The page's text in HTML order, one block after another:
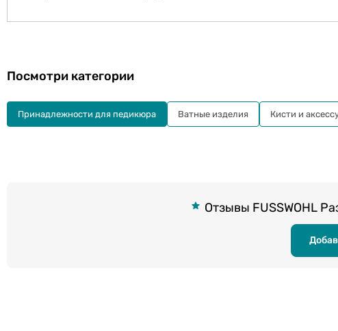
Отзывы FUSSWOHL
Посмотри категории
Принадлежности для педикюра Ватные изделия Кисти и